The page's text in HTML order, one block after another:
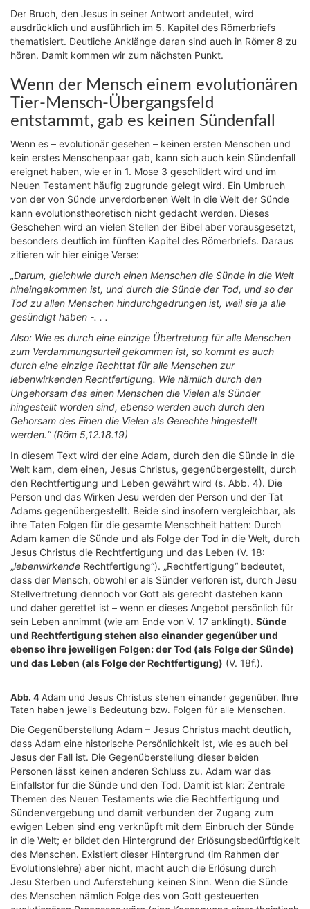
Der Bruch, den Jesus in seiner Antwort andeutet, wird
ausdrücklich und ausführlich im 5. Kapitel des Römerbriefs
thematisiert. Deutliche Anklänge daran sind auch in Römer 8 zu
hören. Damit kommen wir zum nächsten Punkt.
Wenn der Mensch einem evolutionären
Tier-Mensch-Übergangsfeld
entstammt, gab es keinen Sündenfall
Wenn es – evolutionär gesehen – keinen ersten Menschen und
kein erstes Menschenpaar gab, kann sich auch kein Sündenfall
ereignet haben, wie er in 1. Mose 3 geschildert wird und im
Neuen Testament häufig zugrunde gelegt wird. Ein Umbruch
von der von Sünde unverdorbenen Welt in die Welt der Sünde
kann evolutionstheoretisch nicht gedacht werden. Dieses
Geschehen wird an vielen Stellen der Bibel aber vorausgesetzt,
besonders deutlich im fünften Kapitel des Römerbriefs. Daraus
zitieren wir hier einige Verse:
„Darum, gleichwie durch einen Menschen die Sünde in die Welt
hineingekommen ist, und durch die Sünde der Tod, und so der
Tod zu allen Menschen hindurchgedrungen ist, weil sie ja alle
gesündigt haben -. . .
Also: Wie es durch eine einzige Übertretung für alle Menschen
zum Verdammungsurteil gekommen ist, so kommt es auch
durch eine einzige Rechttat für alle Menschen zur
lebenwirkenden Rechtfertigung. Wie nämlich durch den
Ungehorsam des einen Menschen die Vielen als Sünder
hingestellt worden sind, ebenso werden auch durch den
Gehorsam des Einen die Vielen als Gerechte hingestellt
werden.“ (Röm 5,12.18.19)
In diesem Text wird der eine Adam, durch den die Sünde in die
Welt kam, dem einen, Jesus Christus, gegenübergestellt, durch
den Rechtfertigung und Leben gewährt wird (s. Abb. 4). Die
Person und das Wirken Jesu werden der Person und der Tat
Adams gegenübergestellt. Beide sind insofern vergleichbar, als
ihre Taten Folgen für die gesamte Menschheit hatten: Durch
Adam kamen die Sünde und als Folge der Tod in die Welt, durch
Jesus Christus die Rechtfertigung und das Leben (V. 18:
„lebenwirkende Rechtfertigung“). „Rechtfertigung“ bedeutet,
dass der Mensch, obwohl er als Sünder verloren ist, durch Jesu
Stellvertretung dennoch vor Gott als gerecht dastehen kann
und daher gerettet ist – wenn er dieses Angebot persönlich für
sein Leben annimmt (wie am Ende von V. 17 anklingt). Sünde
und Rechtfertigung stehen also einander gegenüber und
ebenso ihre jeweiligen Folgen: der Tod (als Folge der Sünde)
und das Leben (als Folge der Rechtfertigung) (V. 18f.).
Abb. 4Adam und Jesus Christus stehen einander gegenüber. Ihre
Taten haben jeweils Bedeutung bzw. Folgen für alle Menschen.
Die Gegenüberstellung Adam – Jesus Christus macht deutlich,
dass Adam eine historische Persönlichkeit ist, wie es auch bei
Jesus der Fall ist. Die Gegenüberstellung dieser beiden
Personen lässt keinen anderen Schluss zu. Adam war das
Einfallstor für die Sünde und den Tod. Damit ist klar: Zentrale
Themen des Neuen Testaments wie die Rechtfertigung und
Sündenvergebung und damit verbunden der Zugang zum
ewigen Leben sind eng verknüpft mit dem Einbruch der Sünde
in die Welt; er bildet den Hintergrund der Erlösungsbedürftigkeit
des Menschen. Existiert dieser Hintergrund (im Rahmen der
Evolutionslehre) aber nicht, macht auch die Erlösung durch
Jesu Sterben und Auferstehung keinen Sinn. Wenn die Sünde
des Menschen nämlich Folge des von Gott gesteuerten